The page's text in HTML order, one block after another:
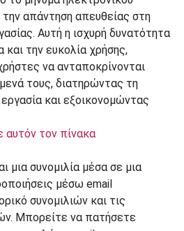
αυτόν τον πίνακα
μια συνομιλία μέσα σε μια
μέσω email
συνομιλιών και τις
Μπορείτε να πατήσετε